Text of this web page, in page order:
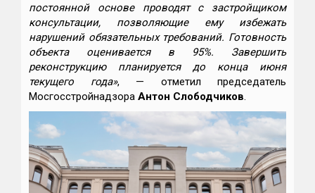
постоянной основе проводят с застройщиком
консультации, позволяющие ему избежать
нарушений обязательных требований. Готовность
объекта оценивается в 95%. Завершить
реконструкцию планируется до конца июня
текущего года», — отметил председатель
Мосгосстройнадзора Антон Слободчиков.